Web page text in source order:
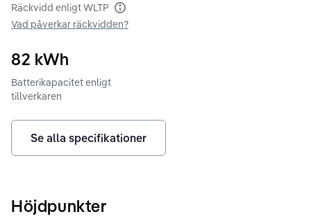
Räckvidd enligt WLTP Räckvidd enligt WLTP
Vad påverkar räckvidden?
82 kWh
Batterikapacitet enligt
tillverkaren
Se alla specifikationer
Höjdpunkter